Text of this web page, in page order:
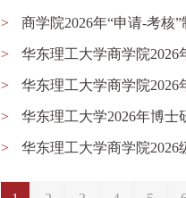
> 商学院2026年“申请-考核
> 华东理工大学商学院2026
> 华东理工大学商学院2026
> 华东理工大学2026年博士
> 华东理工大学商学院2026